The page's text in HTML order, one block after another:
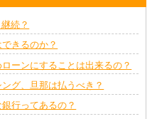
続？
きるのか？
ーンにすることは出来るの？
グ、旦那は払うべき？
行ってあるの？